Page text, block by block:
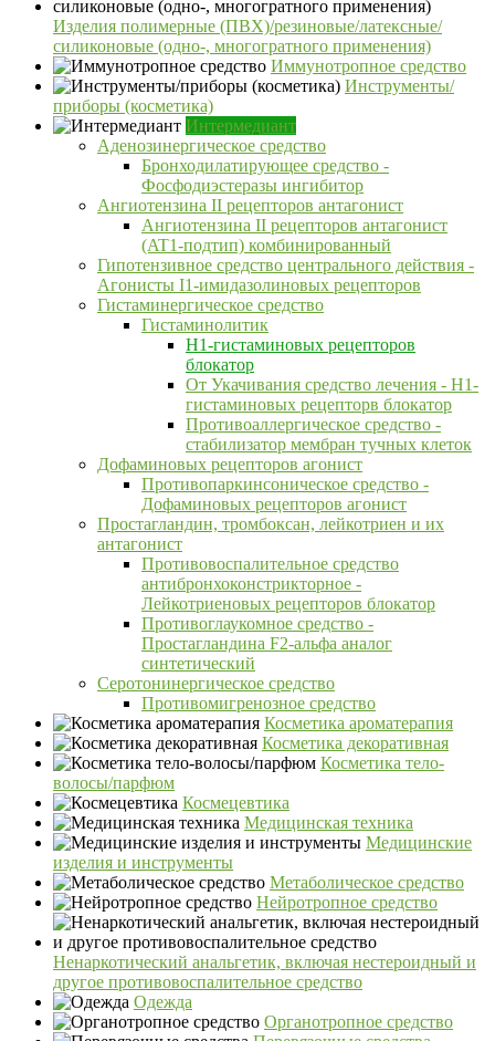
Изделия полимерные (ПВХ)/резиновые/латексные/
силиконовые (одно-, многогратного применения)
Иммунотропное средство
Инструменты/
приборы (косметика)
Интермедиант
Аденозинергическое средство
Бронходилатирующее средство -
Фосфодиэстеразы ингибитор
Ангиотензина II рецепторов антагонист
Ангиотензина II рецепторов антагонист
(AT1-подтип) комбинированный
Гипотензивное средство центрального действия -
Агонисты I1-имидазолиновых рецепторов
Гистаминергическое средство
Гистаминолитик
H1-гистаминовых рецепторов
блокатор
От Укачивания средство лечения - Н1-
гистаминовых рецепторв блокатор
Противоаллергическое средство -
стабилизатор мембран тучных клеток
Дофаминовых рецепторов агонист
Противопаркинсоническое средство -
Дофаминовых рецепторов агонист
Простагландин, тромбоксан, лейкотриен и их
антагонист
Противовоспалительное средство
антибронхоконстрикторное -
Лейкотриеновых рецепторов блокатор
Противоглаукомное средство -
Простагландина F2-альфа аналог
синтетический
Серотонинергическое средство
Противомигренозное средство
Косметика ароматерапия
Косметика декоративная
Косметика тело-
волосы/парфюм
Космецевтика
Медицинская техника
Медицинские
изделия и инструменты
Метаболическое средство
Нейротропное средство
Ненаркотический анальгетик, включая нестероидный и
другое противовоспалительное средство
Одежда
Органотропное средство